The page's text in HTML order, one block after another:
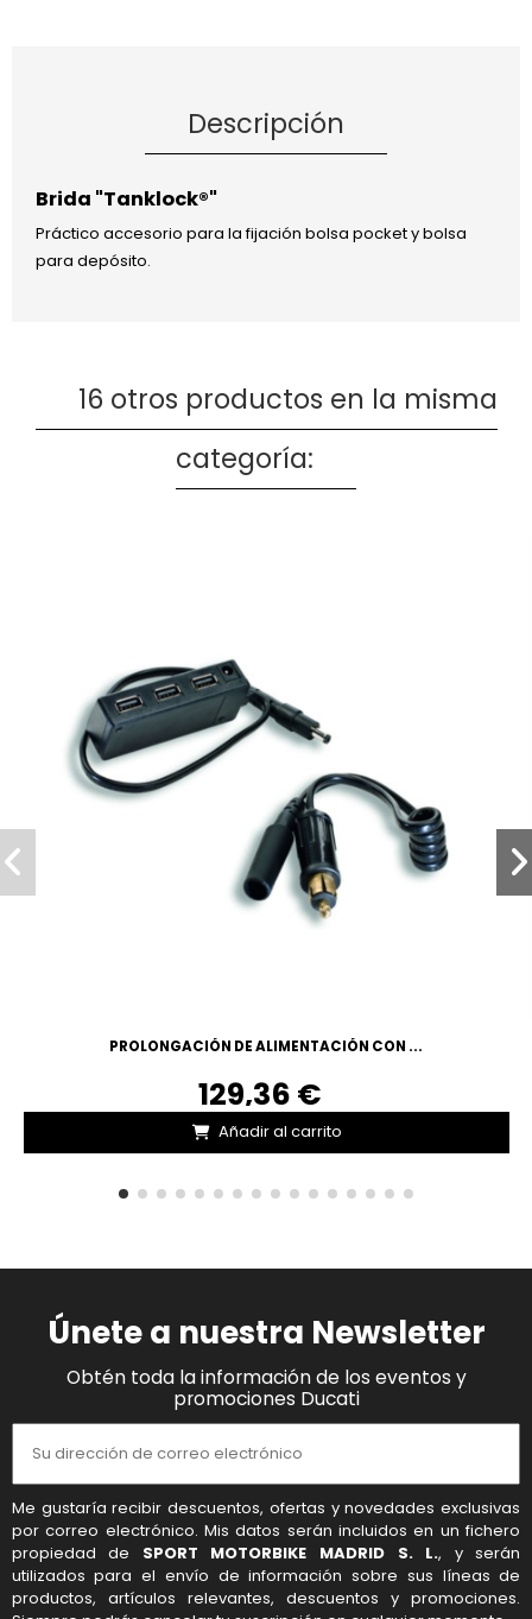
Descripción
Brida "Tanklock®"
Práctico accesorio para la fijación bolsa pocket y bolsa
para depósito.
16 otros productos en la misma
categoría:
PROLONGACIÓN DE ALIMENTACIÓN CON ...
129,36 €
Añadir al carrito
Únete a nuestra Newsletter
Obtén toda la información de los eventos y
promociones Ducati
Me gustaría recibir descuentos, ofertas y novedades exclusivas
por correo electrónico. Mis datos serán incluidos en un fichero
propiedad de SPORT MOTORBIKE MADRID S. L., y serán
utilizados para el envío de información sobre sus líneas de
productos, artículos relevantes, descuentos y promociones.